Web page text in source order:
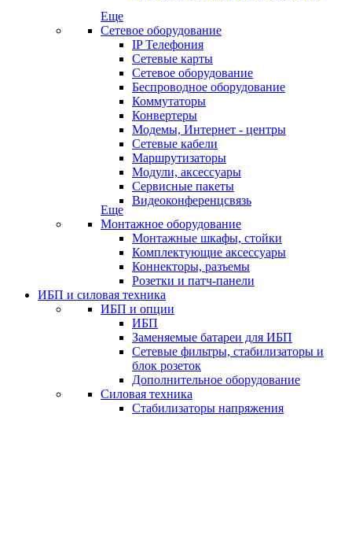
Еще
Сетевое оборудование
IP Телефония
Сетевые карты
Сетевое оборудование
Беспроводное оборудование
Коммутаторы
Конвертеры
Модемы, Интернет - центры
Сетевые кабели
Маршрутизаторы
Модули, аксессуары
Сервисные пакеты
Видеоконференцсвязь
Еще
Монтажное оборудование
Монтажные шкафы, стойки
Комплектующие аксессуары
Коннекторы, разъемы
Розетки и патч-панели
ИБП и силовая техника
ИБП и опции
ИБП
Заменяемые батареи для ИБП
Сетевые фильтры, стабилизаторы и
блок розеток
Дополнительное оборудование
Силовая техника
Стабилизаторы напряжения